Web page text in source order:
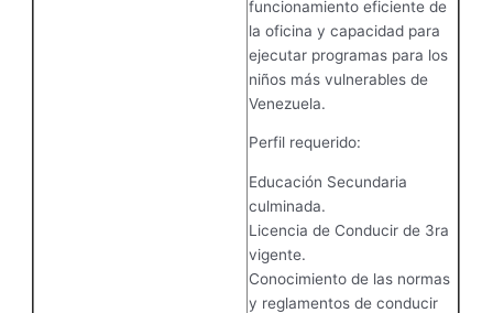
funcionamiento eficiente de
la oficina y capacidad para
ejecutar programas para los
niños más vulnerables de
Venezuela.
Perfil requerido:
Educación Secundaria
culminada.
Licencia de Conducir de 3ra
vigente.
Conocimiento de las normas
y reglamentos de conducir